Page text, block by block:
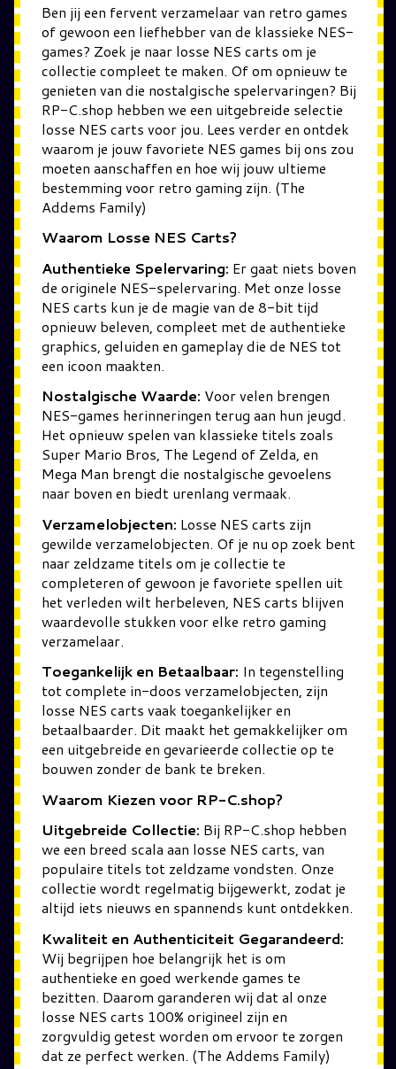
Ben jij een fervent verzamelaar van retro games
of gewoon een liefhebber van de klassieke NES-
games? Zoek je naar losse NES carts om je
collectie compleet te maken. Of om opnieuw te
genieten van die nostalgische spelervaringen? Bij
RP-C.shop hebben we een uitgebreide selectie
losse NES carts voor jou. Lees verder en ontdek
waarom je jouw favoriete NES games bij ons zou
moeten aanschaffen en hoe wij jouw ultieme
bestemming voor retro gaming zijn. (The
Addems Family)
Waarom Losse NES Carts?
Authentieke Spelervaring: Er gaat niets boven
de originele NES-spelervaring. Met onze losse
NES carts kun je de magie van de 8-bit tijd
opnieuw beleven, compleet met de authentieke
graphics, geluiden en gameplay die de NES tot
een icoon maakten.
Nostalgische Waarde: Voor velen brengen
NES-games herinneringen terug aan hun jeugd.
Het opnieuw spelen van klassieke titels zoals
Super Mario Bros, The Legend of Zelda, en
Mega Man brengt die nostalgische gevoelens
naar boven en biedt urenlang vermaak.
Verzamelobjecten: Losse NES carts zijn
gewilde verzamelobjecten. Of je nu op zoek bent
naar zeldzame titels om je collectie te
completeren of gewoon je favoriete spellen uit
het verleden wilt herbeleven, NES carts blijven
waardevolle stukken voor elke retro gaming
verzamelaar.
Toegankelijk en Betaalbaar: In tegenstelling
tot complete in-doos verzamelobjecten, zijn
losse NES carts vaak toegankelijker en
betaalbaarder. Dit maakt het gemakkelijker om
een uitgebreide en gevarieerde collectie op te
bouwen zonder de bank te breken.
Waarom Kiezen voor RP-C.shop?
Uitgebreide Collectie: Bij RP-C.shop hebben
we een breed scala aan losse NES carts, van
populaire titels tot zeldzame vondsten. Onze
collectie wordt regelmatig bijgewerkt, zodat je
altijd iets nieuws en spannends kunt ontdekken.
Kwaliteit en Authenticiteit Gegarandeerd:
Wij begrijpen hoe belangrijk het is om
authentieke en goed werkende games te
bezitten. Daarom garanderen wij dat al onze
losse NES carts 100% origineel zijn en
zorgvuldig getest worden om ervoor te zorgen
dat ze perfect werken. (The Addems Family)